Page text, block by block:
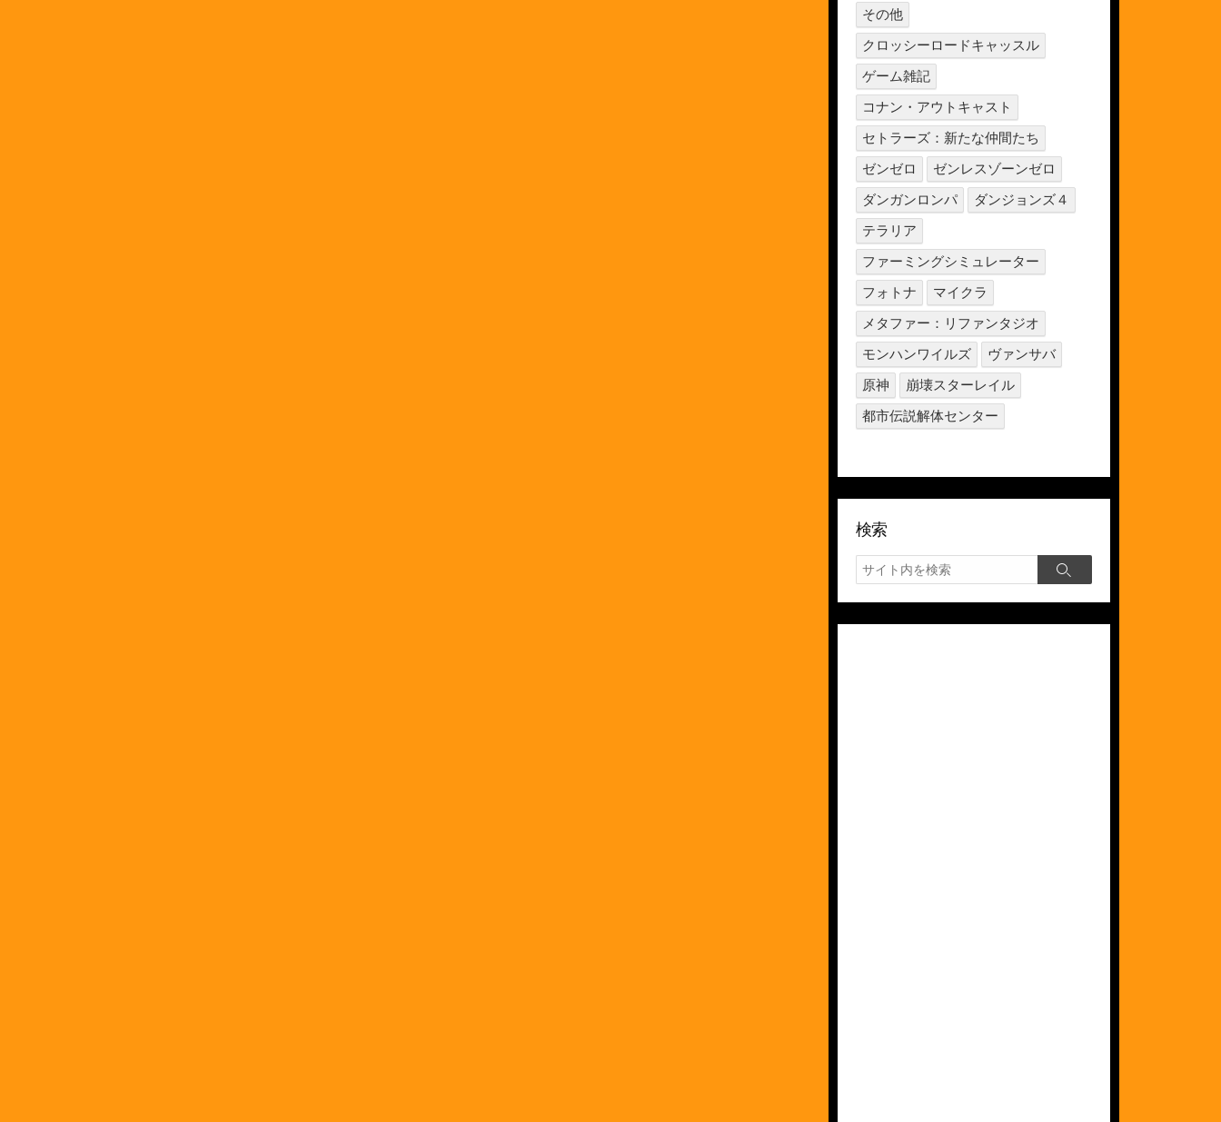
その他
クロッシーロードキャッスル
ゲーム雑記
コナン・アウトキャスト
セトラーズ：新たな仲間たち
ゼンゼロ
ゼンレスゾーンゼロ
ダンガンロンパ
ダンジョンズ４
テラリア
ファーミングシミュレーター
フォトナ
マイクラ
メタファー：リファンタジオ
モンハンワイルズ
ヴァンサバ
原神
崩壊スターレイル
都市伝説解体センター
検索
検
索
検